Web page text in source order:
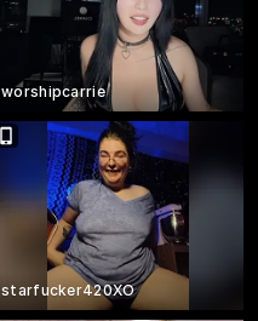
worshipcarrie
starfucker420XO